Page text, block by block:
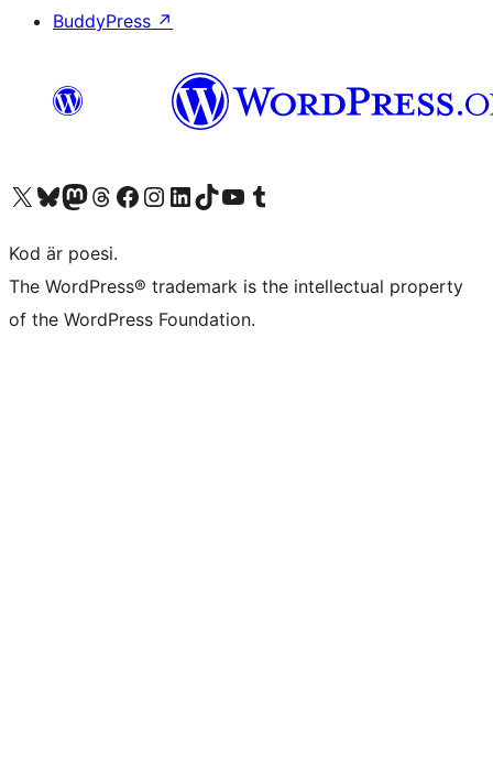
BuddyPress ↗
Besök vår X-konto (f.d. Twitter)
Besök vårt Bluesky-konto
Besök vårt Mastodon-konto
Besök vårt Thread-konto
Besök vår Facebook-sidaBesök vårt Instagram-konto
Besök vårt LinkedIn-konto
Besök vårt TikTok-konto
Besök vår YouTube-kanalBesök vårt Tumblr-konto
Kod är poesi.
The WordPress® trademark is the intellectual property
of the WordPress Foundation.